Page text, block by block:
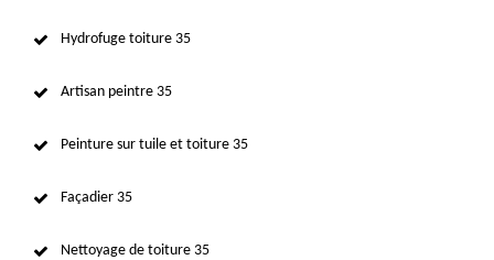
Hydrofuge toiture 35
Artisan peintre 35
Peinture sur tuile et toiture 35
Façadier 35
Nettoyage de toiture 35